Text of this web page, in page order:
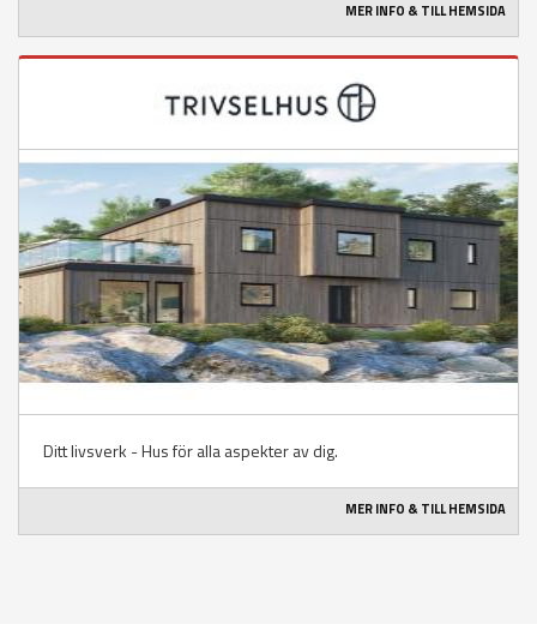
MER INFO & TILL HEMSIDA
Ditt livsverk - Hus för alla aspekter av dig.
MER INFO & TILL HEMSIDA